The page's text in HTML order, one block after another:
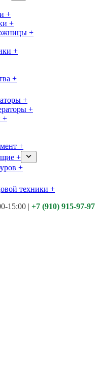
+
+
+
+
+
+
+
+
+
+
+
техники +
д.113
15:00 | +7 (910) 915-97-97